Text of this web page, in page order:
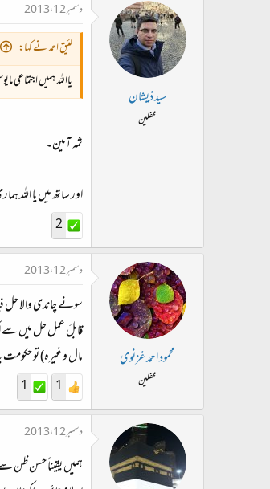
سید ذیشان
محفلین
دسمبر 12، 2013
لئیق احمد نے کہا:
یااللہ ہمیں
ثمہ آمین۔
اور ساتھ میں یا
2
محمود احمد غزنوی
محفلین
دسمبر 12، 2013
سونے چاندی والا حل
قابلَ عمل حل میں سے
مال وغیرہ) تو
1
1
دسمبر 12، 2013
ہمیں یقیناً حسن ظن سے